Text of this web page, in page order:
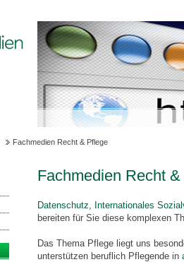
Fachmedien Recht & Pflege
Fachmedien Recht
Datenschutz, Internationales
bereiten für Sie diese komplexen
Das Thema Pflege liegt uns
unterstützen beruflich Pflegende in